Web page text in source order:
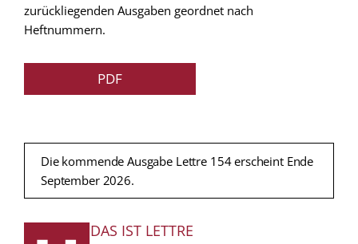
zurückliegenden Ausgaben geordnet nach
Heftnummern.
PDF
Die kommende Ausgabe Lettre 154 erscheint Ende
September 2026.
FUSSZEILE
DAS IST LETTRE